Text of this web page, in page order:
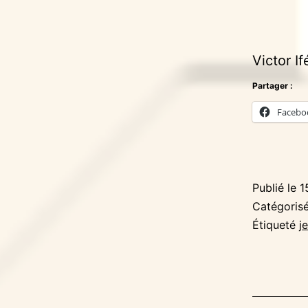
Victor
Partager :
Publié le
Étiqueté